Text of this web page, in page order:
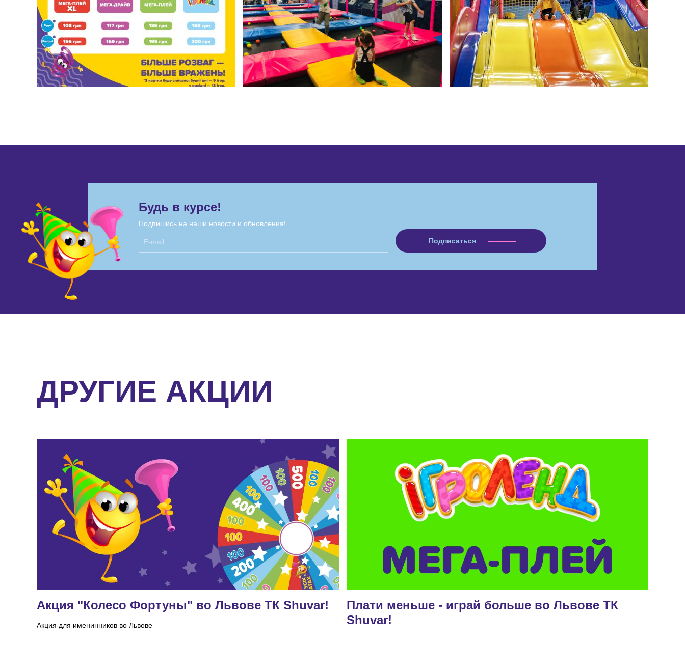
Будь в курсе!
Подпишись на наши новости и обновления!
ДРУГИЕ АКЦИИ
Акция "Колесо Фортуны" во Львове ТК Shuvar!
Акция для именинников во Львове
Плати меньше - играй больше во Львове ТК
Shuvar!